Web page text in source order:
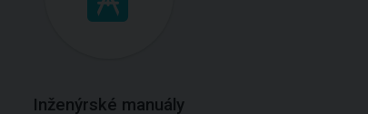
Inženýrské manuály